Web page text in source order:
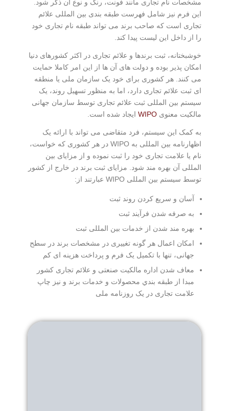
مشخصات نام تجاری مانند فونت، رنگ و نوع آن ذکر شود.
این فرم نیز شامل فهرست طبقه بندی بین المللی علائم
تجاری است که صاحب برند می تواند طبقه نام تجاری خود
را از داخل این لیست پیدا کند.
خوشبختانه، ثبت برندها و علائم تجاری در اکثر کشورهای دنیا
امکان پذیر بوده و دولت های آن ها از این امر کاملا حمایت
می کنند. هر کشوری برای خود یک سازمان ملی یا منطقه
ای ثبت علائم تجاری دارد، اما به منظور تسهیل روند، یک
سیستم بین المللی ثبت علائم تجاری توسط سازمان جهانی
مالکیت معنوی WIPOایجاد شده است.
به کمک این سیستم، فرد متقاضی می تواند با ارائه یک
اظهارنامه بین المللی به WIPO در هر کشوری که خواست،
نام یا علامت تجاری خود را ثبت نموده و از مزایای بین
المللی آن بهره مند شود. مزایای ثبت برند در خارج از کشور
توسط سیستم بین المللی WIPO عبارتند از:
آسان و سریع کردن روند ثبت
به صرفه شدن فرآیند ثبت
بهره مند شدن از خدمات بین المللی ثبت
امکان اعمال هر گونه تغییری در مشخصات برند در سطح
جهانی، تنها با تکمیل یک فرم و پرداخت هزینه ای کم
معاف شدن اداره مالکیت صنعتی و علائم تجاری کشور
مبدا از طبقه بندي محصولات و خدمات برند و نیز چاپ
علامت تجاری در یک روزنامه ملی